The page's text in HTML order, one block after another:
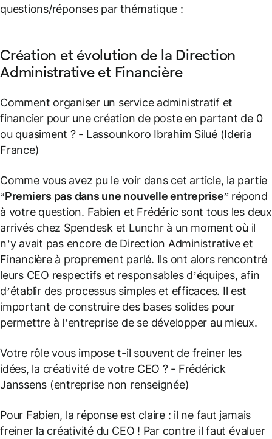
questions/réponses par thématique :
Création et évolution de la Direction
Administrative et Financière
Comment organiser un service administratif et
financier pour une création de poste en partant de 0
ou quasiment ?- Lassounkoro Ibrahim Silué (Ideria
France)
Comme vous avez pu le voir dans cet article, la partie
“Premiers pas dans une nouvelle entreprise” répond
à votre question. Fabien et Frédéric sont tous les deux
arrivés chez Spendesk et Lunchr à un moment où il
n’y avait pas encore de Direction Administrative et
Financière à proprement parlé. Ils ont alors rencontré
leurs CEO respectifs et responsables d’équipes, afin
d’établir des processus simples et efficaces. Il est
important de construire des bases solides pour
permettre à l’entreprise de se développer au mieux.
Votre rôle vous impose t-il souvent de freiner les
idées, la créativité de votre CEO ?- Frédérick
Janssens (entreprise non renseignée)
Pour Fabien, la réponse est claire : il ne faut jamais
freiner la créativité du CEO ! Par contre il faut évaluer